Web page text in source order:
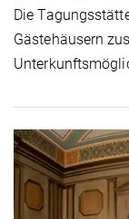
Die
Gästehäusern